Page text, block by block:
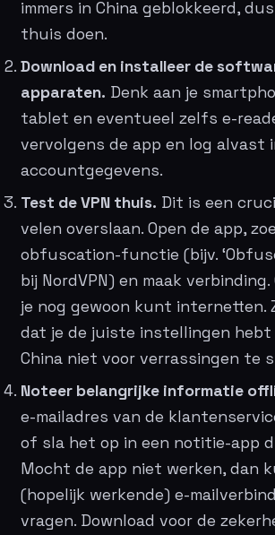
immers in China geblokkeerd,
thuis doen.
Download en installeer de
apparaten. Denk aan je
tablet en eventueel zelfs e-
vervolgens de app en log alvast
accountgegevens.
Test de VPN thuis. Dit is een
velen overslaan. Open de app,
obfuscation-functie (bijv.
bij NordVPN) en maak
je nog gewoon kunt internetten.
dat je de juiste instellingen hebt
China niet voor verrassingen te
Noteer belangrijke informatie
e-mailadres van de
of sla het op in een notitie-app
Mocht de app niet werken, dan
(hopelijk werkende) e-
vragen. Download voor de